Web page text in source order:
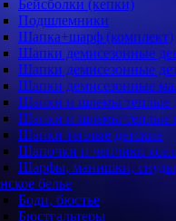
Бейсболки (кепки)
Подшлемники
Шапка+шарф (комплект)
Шапки демисезонные
Шапки демисезонные
Шапки демисезонные
Шапки и шлемы теплые
Шапки и шлемы теплые
Шапки теплые детские
Шапочки и чепчики
Шарфы, манишки, снуды
белье
Боди, бюстье
Бюстгальтеры